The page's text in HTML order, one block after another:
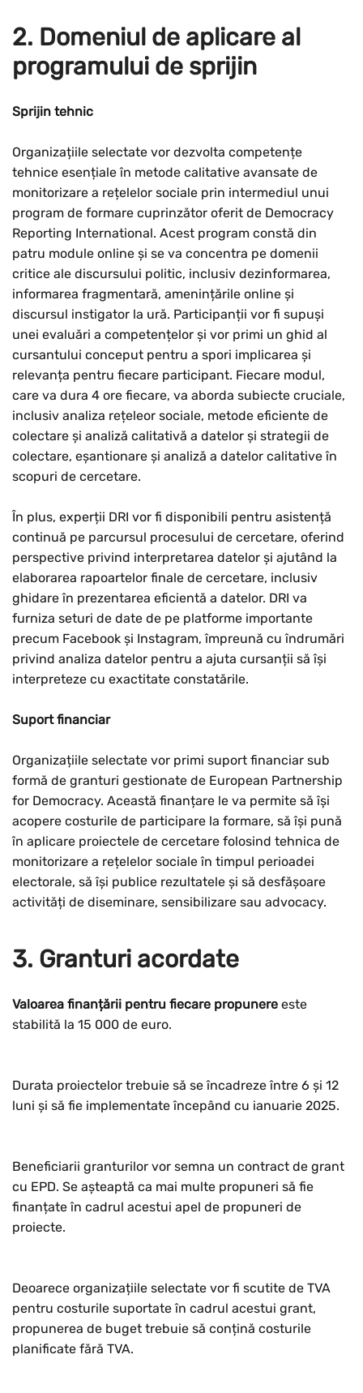
2. Domeniul de aplicare al
programului de sprijin
Sprijin tehnic
Organizațiile selectate vor dezvolta competențe
tehnice esențiale în metode calitative avansate de
monitorizare a rețelelor sociale prin intermediul unui
program de formare cuprinzător oferit de Democracy
Reporting International. Acest program constă din
patru module online și se va concentra pe domenii
critice ale discursului politic, inclusiv dezinformarea,
informarea fragmentară, amenințările online și
discursul instigator la ură. Participanții vor fi supuși
unei evaluări a competențelor și vor primi un ghid al
cursantului conceput pentru a spori implicarea și
relevanța pentru fiecare participant. Fiecare modul,
care va dura 4 ore fiecare, va aborda subiecte cruciale,
inclusiv analiza rețeleor sociale, metode eficiente de
colectare și analiză calitativă a datelor și strategii de
colectare, eșantionare și analiză a datelor calitative în
scopuri de cercetare.
În plus, experții DRI vor fi disponibili pentru asistență
continuă pe parcursul procesului de cercetare, oferind
perspective privind interpretarea datelor și ajutând la
elaborarea rapoartelor finale de cercetare, inclusiv
ghidare în prezentarea eficientă a datelor. DRI va
furniza seturi de date de pe platforme importante
precum Facebook și Instagram, împreună cu îndrumări
privind analiza datelor pentru a ajuta cursanții să își
interpreteze cu exactitate constatările.
Suport financiar
Organizațiile selectate vor primi suport financiar sub
formă de granturi gestionate de European Partnership
for Democracy. Această finanțare le va permite să își
acopere costurile de participare la formare, să își pună
în aplicare proiectele de cercetare folosind tehnica de
monitorizare a rețelelor sociale în timpul perioadei
electorale, să își publice rezultatele și să desfășoare
activități de diseminare, sensibilizare sau advocacy.
3. Granturi acordate
Valoarea finanțării pentru fiecare propunere este
stabilită la 15 000 de euro.
Durata proiectelor trebuie să se încadreze între 6 și 12
luni și să fie implementate începând cu ianuarie 2025.
Beneficiarii granturilor vor semna un contract de grant
cu EPD. Se așteaptă ca mai multe propuneri să fie
finanțate în cadrul acestui apel de propuneri de
proiecte.
Deoarece organizațiile selectate vor fi scutite de TVA
pentru costurile suportate în cadrul acestui grant,
propunerea de buget trebuie să conțină costurile
planificate fără TVA.